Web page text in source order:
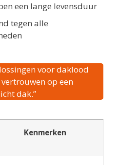
een lange levensduur
tegen alle
voor daklood
op een
dak.”
Kenmerken